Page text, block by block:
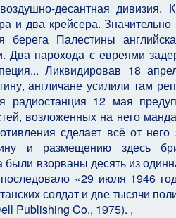
десантная дивизия.
и два крейсера.
Палестины
Два парохода с евреями
Ликвидировав 18
англичане усилили там
12 мая
возложенных на него
сделает всё от
и размещению здесь
были взорваны десять из
«29 июля 1946
солдат и две тысячи
Publishing Co., 1975). ,